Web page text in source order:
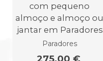
com pequeno
almoço e almoço ou
jantar em Paradores
Paradores